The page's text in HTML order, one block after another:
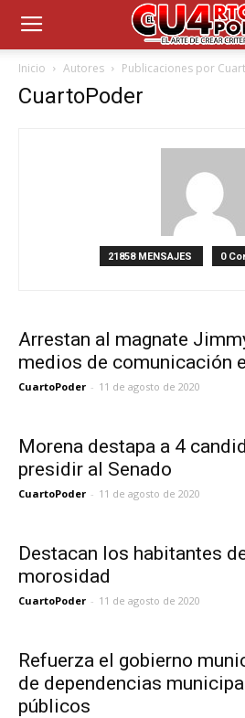
Inicio Autores Publicaciones por
CuartoPoder
21858 MENSAJES 0
Arrestan al magnate
medios de comunicación
CuartoPoder - 11 de agosto de 2020
Morena destapa a 4
presidir al Senado
CuartoPoder - 11 de agosto de 2020
Destacan los habitantes
morosidad
CuartoPoder - 11 de agosto de 2020
Refuerza el gobierno
de dependencias
públicos